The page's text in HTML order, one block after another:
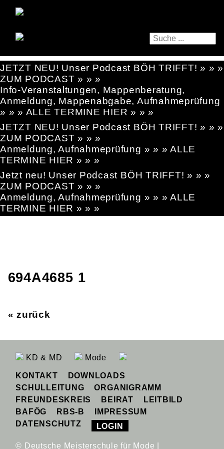
JETZT NEU! Unser Podcast BÖH TRIFFT! » » »
ZUM PODCAST » » »
Info-Veranstaltungen, Mappenberatung,
Anmeldung, Mappenabgabe, Aufnahmeprüfung
» » » ALLE TERMINE HIER » » »
JETZT NEU! Unser Podcast BÖH TRIFFT! » » »
ZUM PODCAST » » »
Anmeldung, Aufnahmeprüfung » » » ALLE
TERMINE HIER » » »
Jetzt neu! Unser Podcast BÖH TRIFFT! » » »
ZUM PODCAST » » »
Anmeldung, Aufnahmeprüfung » » » ALLE
TERMINE HIER » » »
694A4685 1
« zurück
KD & MD Mode
KONTAKT
DOWNLOADS
SCHULLEITUNG
ORGANIGRAMM
FREUNDESKREIS
BEIRAT
LEITBILD
BAFÖG
RBS-B
IMPRESSUM
DATENSCHUTZ
LOGIN
© Deutsche Meisterschule für Mode |